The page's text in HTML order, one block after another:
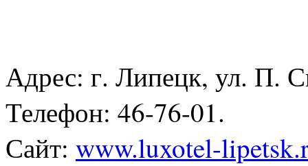
Адрес: г. Липецк, ул. П.
Телефон: 46-76-01.
Сайт: www.luxotel-